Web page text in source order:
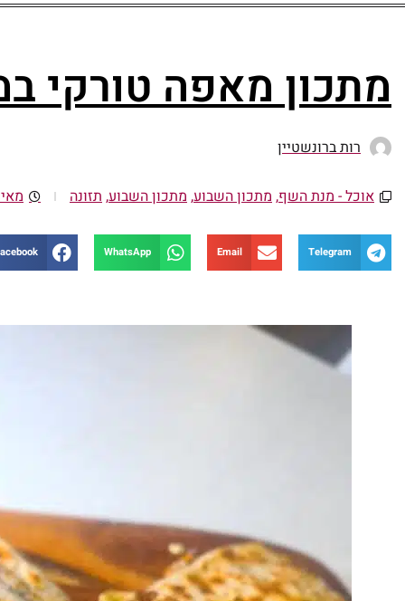
מתכון מאפה טורקי
רות ברונשטיין
אוכל - מנת השף,מתכון השבוע,מתכון השבוע,תזונה מאי 15,
Telegram
Email
WhatsApp